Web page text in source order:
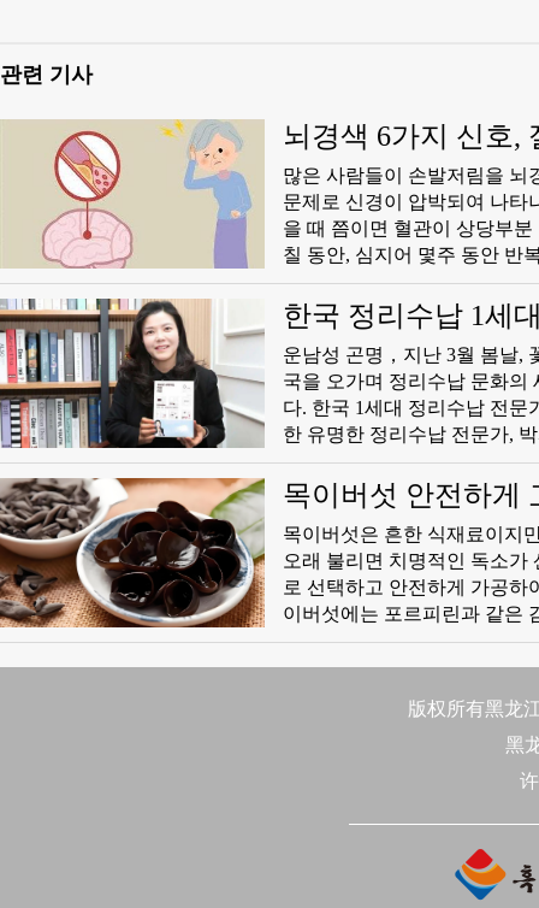
관련 기사
뇌경색 6가지 신호,
많은 사람들이 손발저림을 뇌
문제로 신경이 압박되여 나타
을 때 쯤이면 혈관이 상당부
칠 동안, 심지어 몇주 동안 반
집이 돌아가고 스스로 넘어질
루에 여러번 나타날 수 있다.
계 허혈의 징후이다.
한국 정리수납 1세
운남성 곤명，지난 3월 봄날,
국을 오가며 정리수납 문화의
다. 한국 1세대 정리수납 전문가 박사 정경자 정회장은 한국내에서
한 유명한 정리수납 전문가,
르는 중이였다. “여기는 마치
그녀의 눈빛에는 20여년간
목이버섯 안전하게
목이버섯은 흔한 식재료이지
오래 불리면 치명적인 독소가
로 선택하고 안전하게 가공하
이버섯에는 포르피린과 같은
부부종, 가려움증, 물집 등 불
린이 분해되여 섭취위험이 크
版权所有黑龙
黑